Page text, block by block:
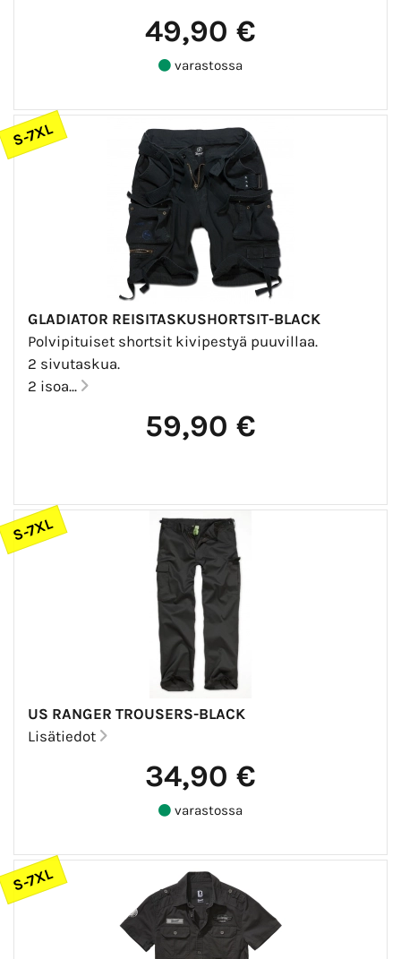
49,90 €
varastossa
S-7XL
GLADIATOR REISITASKUSHORTSIT-BLACK
Polvipituiset shortsit kivipestyä puuvillaa.
2 sivutaskua.
2 isoa...
59,90 €
S-7XL
US RANGER TROUSERS-BLACK
Lisätiedot
34,90 €
varastossa
S-7XL